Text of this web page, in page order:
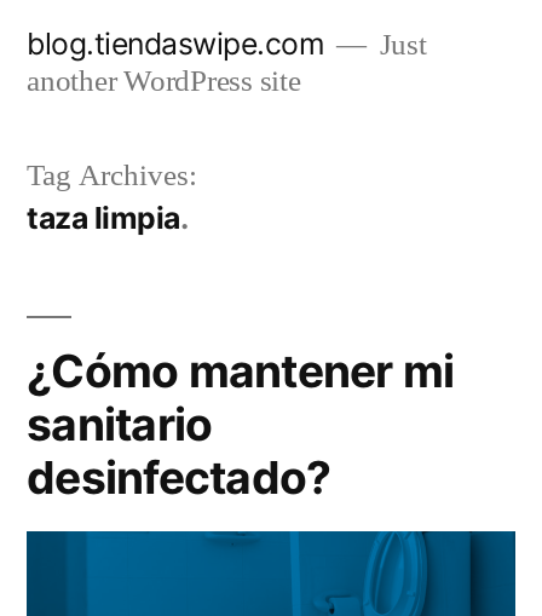
blog.tiendaswipe.com
Just
another WordPress site
Tag Archives:
taza limpia
¿Cómo mantener mi
sanitario
desinfectado?